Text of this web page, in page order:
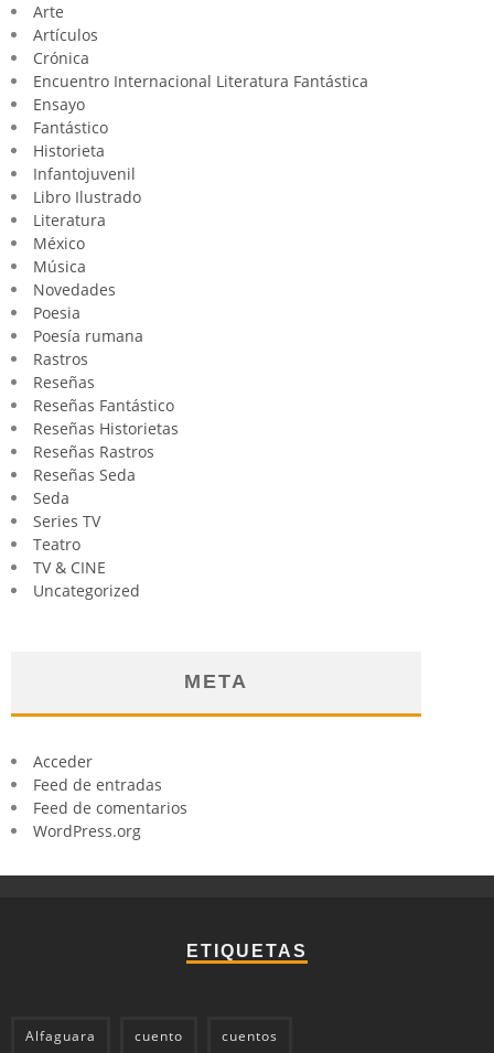
Arte
Artículos
Crónica
Encuentro Internacional Literatura Fantástica
Ensayo
Fantástico
Historieta
Infantojuvenil
Libro Ilustrado
Literatura
México
Música
Novedades
Poesia
Poesía rumana
Rastros
Reseñas
Reseñas Fantástico
Reseñas Historietas
Reseñas Rastros
Reseñas Seda
Seda
Series TV
Teatro
TV & CINE
Uncategorized
META
Acceder
Feed de entradas
Feed de comentarios
WordPress.org
ETIQUETAS
Alfaguara cuento cuentos